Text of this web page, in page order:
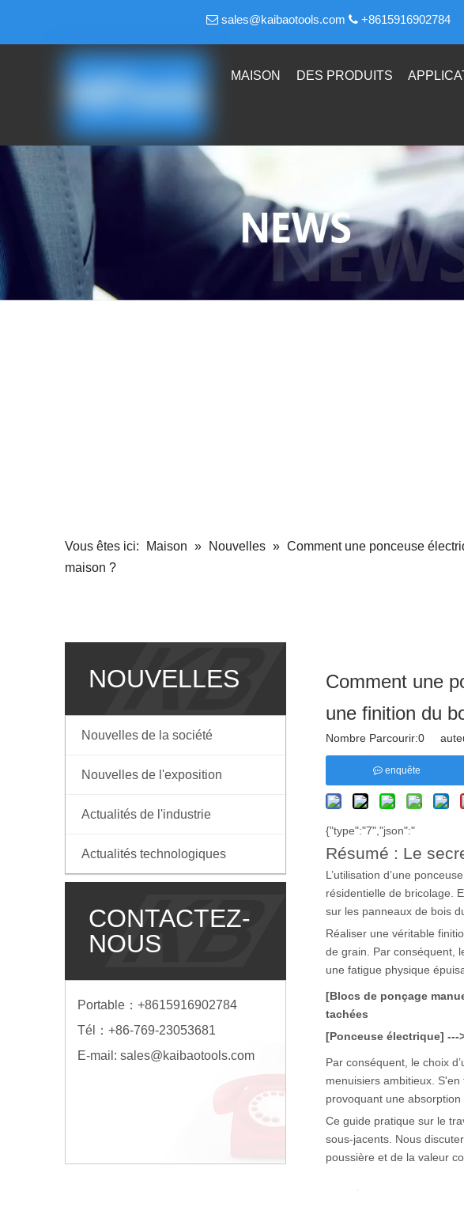
 sales@kaibaotools.com +8615916902784
MAISON DES PRODUITS
Vous êtes ici: Maison » Nouvelles » Comment une ponceuse
maison ?
NOUVELLES
Nouvelles de la société
Nouvelles de l'exposition
Actualités de l'industrie
Actualités technologiques
CONTACTEZ-
NOUS
Portable：+8615916902784
Tél：+86-769-23053681
E-mail: sales@kaibaotools.com
Comment une
une finition du
Nombre Parcourir:0
enquête
{"type":"7","json":"
Résumé : Le
L’utilisation d’une
résidentielle de bricolage.
sur les panneaux de bois
Réaliser une véritable
de grain. Par conséquent,
une fatigue physique
[Blocs de ponçage
tachées
[Ponceuse électrique] ---
Par conséquent, le choix
menuisiers ambitieux.
provoquant une
Ce guide pratique sur le
sous-jacents. Nous
poussière et de la valeur